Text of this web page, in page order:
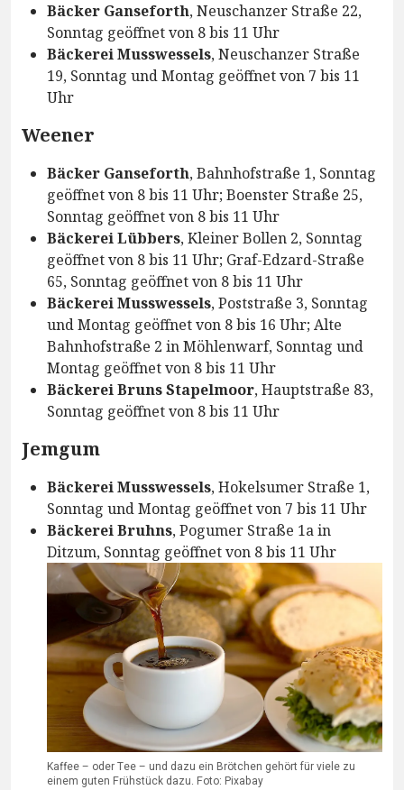
Bäcker Ganseforth, Neuschanzer Straße 22,
Sonntag geöffnet von 8 bis 11 Uhr
Bäckerei Musswessels, Neuschanzer Straße
19, Sonntag und Montag geöffnet von 7 bis 11
Uhr
Weener
Bäcker Ganseforth, Bahnhofstraße 1, Sonntag
geöffnet von 8 bis 11 Uhr; Boenster Straße 25,
Sonntag geöffnet von 8 bis 11 Uhr
Bäckerei Lübbers, Kleiner Bollen 2, Sonntag
geöffnet von 8 bis 11 Uhr; Graf-Edzard-Straße
65, Sonntag geöffnet von 8 bis 11 Uhr
Bäckerei Musswessels, Poststraße 3, Sonntag
und Montag geöffnet von 8 bis 16 Uhr; Alte
Bahnhofstraße 2 in Möhlenwarf, Sonntag und
Montag geöffnet von 8 bis 11 Uhr
Bäckerei Bruns Stapelmoor, Hauptstraße 83,
Sonntag geöffnet von 8 bis 11 Uhr
Jemgum
Bäckerei Musswessels, Hokelsumer Straße 1,
Sonntag und Montag geöffnet von 7 bis 11 Uhr
Bäckerei Bruhns, Pogumer Straße 1a in
Ditzum, Sonntag geöffnet von 8 bis 11 Uhr
Kaffee – oder Tee – und dazu ein Brötchen gehört für viele zu
einem guten Frühstück dazu. Foto: Pixabay